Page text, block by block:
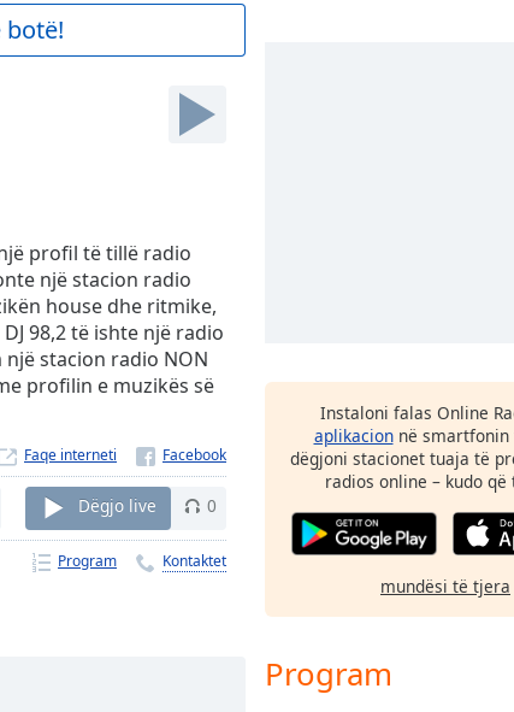
botë!
profil të tillë radio
një stacion radio
house dhe ritmike,
98,2 të ishte një radio
stacion radio NON
profilin e muzikës së
Faqe interneti
Dëgjo live 0
Program Kontaktet
Instaloni falas Online
aplikacionnë smartfonin
dëgjoni stacionet tuaja të
radios online – kudo që
mundësi të tjera
Program